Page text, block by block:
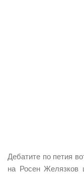
Дебатите по петия
на Росен Желязков